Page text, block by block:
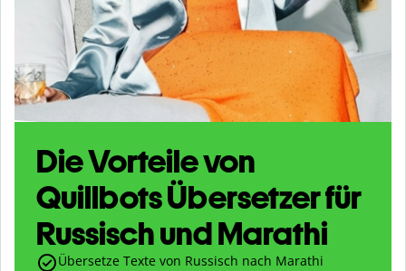
Die Vorteile von
Quillbots Übersetzer für
Russisch und Marathi
Übersetze Texte von Russisch nach Marathi